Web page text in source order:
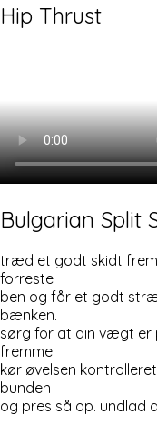
Hip Thrust
Bulgarian Split
træd et godt skidt
forreste
ben og får et godt
bænken.
sørg for at din vægt er
fremme.
kør øvelsen
bunden
og pres så op. undlad